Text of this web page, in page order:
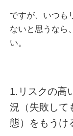
ですが、いつも
ないと思うなら
い。
1.リスクの高
況（失敗して
態）をもうけ